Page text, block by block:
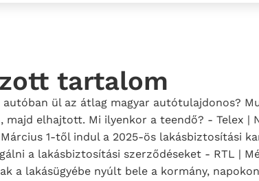
tartalom
ül az átlag magyar autótulajdonos?
elhajtott. Mi ilyenkor a teendő? - Telex |
1-től indul a 2025-ös lakásbiztosítási
a lakásbiztosítási szerződéseket - RTL |
a lakásügyébe nyúlt bele a kormány,